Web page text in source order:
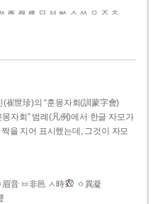
ㄾ ㄿ ㅀ ㅁ ㅂ ㅄ ㅅ ㅆ ㅇ ㅈ ㅊ
崔世珍)의 “훈몽자회(訓蒙字會)
자회” 범례(凡例)에서 한글 자모가
을 지어 표시했는데, 그것이 자모
眉音 ㅂ非邑 ㅅ時
ㆁ異凝